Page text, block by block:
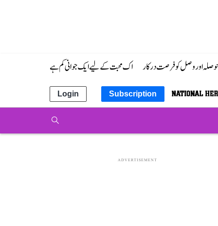
حوصلہ اور وصل کو فرصت درکار اک محبت کے لیے ایک جوانی کم ہے
Subscription
Login
ADVERTISEMENT